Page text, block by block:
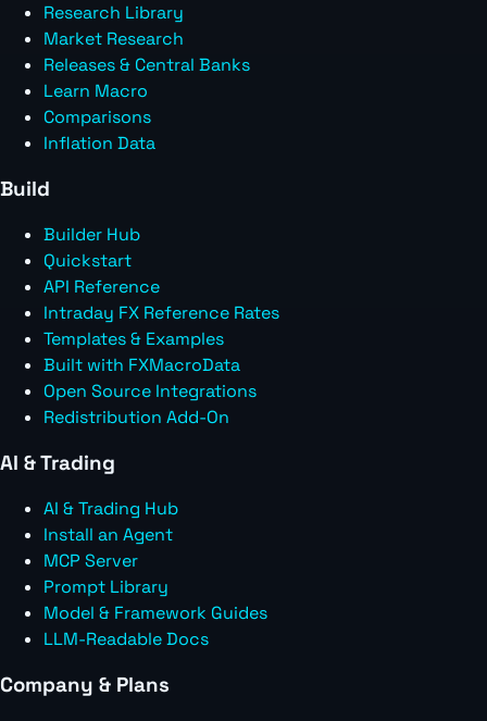
Research Library
Market Research
Releases & Central Banks
Learn Macro
Comparisons
Inflation Data
Build
Builder Hub
Quickstart
API Reference
Intraday FX Reference Rates
Templates & Examples
Built with FXMacroData
Open Source Integrations
Redistribution Add-On
AI & Trading
AI & Trading Hub
Install an Agent
MCP Server
Prompt Library
Model & Framework Guides
LLM-Readable Docs
Company & Plans